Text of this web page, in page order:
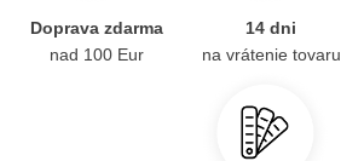
Doprava zdarma
nad 100 Eur
14 dni
na vrátenie tovaru